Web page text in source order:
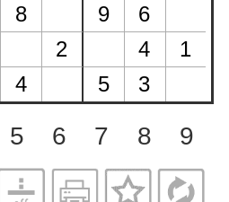
5 6 7 8 9